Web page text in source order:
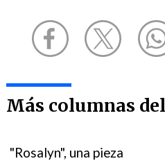
Más columnas
"Rosalyn", una pieza